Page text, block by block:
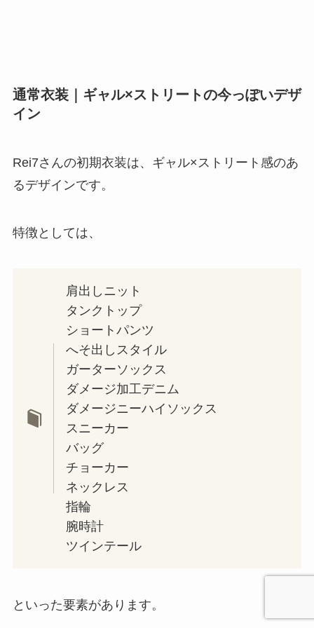
通常衣装｜ギャル×ストリートの今っぽいデザ
イン
Rei7さんの初期衣装は、ギャル×ストリート感のあ
るデザインです。
特徴としては、
肩出しニット
タンクトップ
ショートパンツ
へそ出しスタイル
ガーターソックス
ダメージ加工デニム
ダメージニーハイソックス
スニーカー
バッグ
チョーカー
ネックレス
指輪
腕時計
ツインテール
といった要素があります。